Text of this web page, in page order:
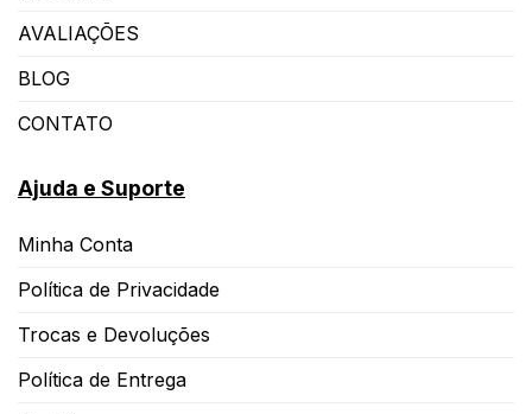
AVALIAÇÕES
BLOG
CONTATO
Ajuda e Suporte
Minha Conta
Política de Privacidade
Trocas e Devoluções
Política de Entrega